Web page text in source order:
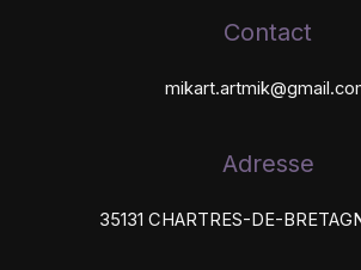
Contact
Adresse
35131 CHARTRES-DE-